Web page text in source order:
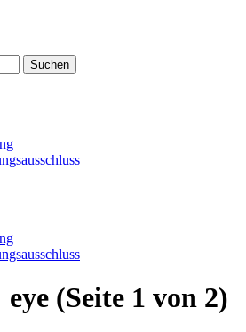
eye (Seite 1 von 2)